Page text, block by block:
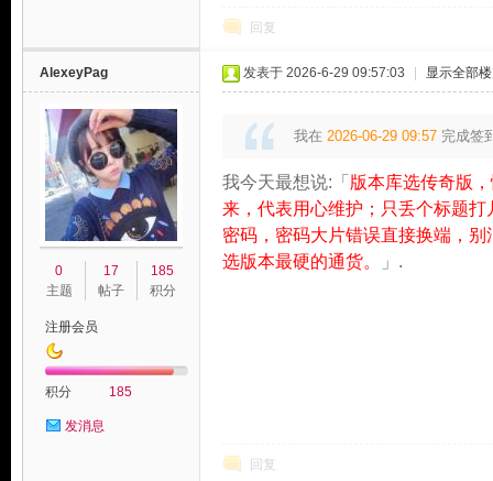
回复
AlexeyPag
0
主题
17
帖子
185
积分
注册会员
积分 185
发消息
发表于 2026-6-29 09:57:03 显示全部
我在 2026-06-29 09:57完成签
我今天最想说:「 版本库选传奇版
来，代表用心维护；只丢个标题
密码，密码大片错误直接换端，
选版本最硬的通货。
」.
回复